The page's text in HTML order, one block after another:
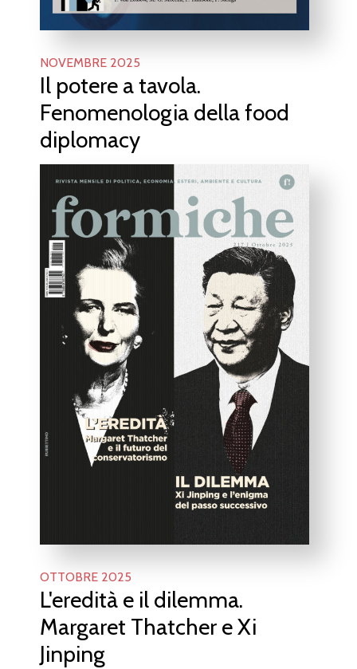
NOVEMBRE 2025
Il potere a tavola.
Fenomenologia della food
diplomacy
OTTOBRE 2025
L'eredità e il dilemma.
Margaret Thatcher e Xi
Jinping